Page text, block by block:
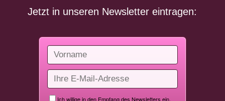
Jetzt in unseren Newsletter eintragen: